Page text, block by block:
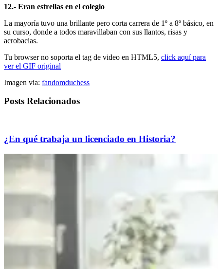
12.- Eran estrellas en el colegio
La mayoría tuvo una brillante pero corta carrera de 1º a 8º básico, en
su curso, donde a todos maravillaban con sus llantos, risas y
acrobacias.
Tu browser no soporta el tag de video en HTML5, click aquí para
ver el GIF original
Imagen via: fandomduchess
Posts Relacionados
¿En qué trabaja un licenciado en Historia?